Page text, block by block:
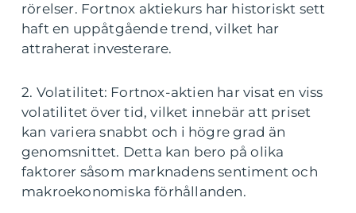
rörelser. Fortnox aktiekurs har historiskt sett
haft en uppåtgående trend, vilket har
attraherat investerare.
2. Volatilitet: Fortnox-aktien har visat en viss
volatilitet över tid, vilket innebär att priset
kan variera snabbt och i högre grad än
genomsnittet. Detta kan bero på olika
faktorer såsom marknadens sentiment och
makroekonomiska förhållanden.